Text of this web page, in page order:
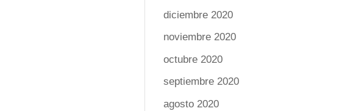
diciembre 2020
noviembre 2020
octubre 2020
septiembre 2020
agosto 2020